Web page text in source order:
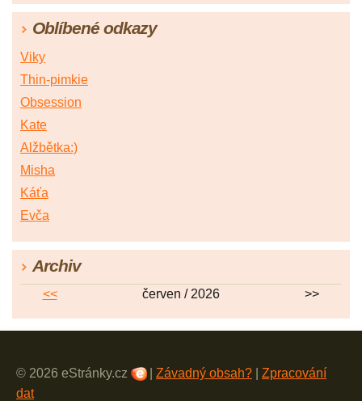
Oblíbené odkazy
Viky
Thin-pimkie
Obsession
Kate
Alžbětka:)
Misha
Káťa
Evča
Archiv
<< červen / 2026 >>
© 2026 eStránky.cz Závadný obsah?
Zpracování
dat